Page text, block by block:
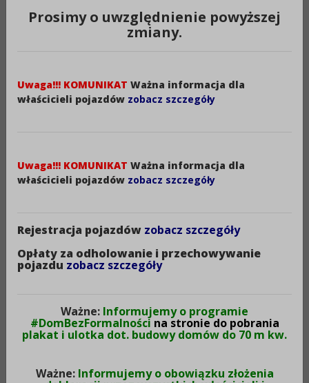
Wyborczej w Toruniu z dnia 21 marca 2024 r. o
zarejestrowanych listach kandydatów na
radnych w wyborach do Sejmiku Województwa
7 kwietnia 2024 r.
2024r. o zarejestrowanych listach kandydatów
na radnych do Rady Powiatu
Postanowienie 203.2024 Komisarza
Wyborczego we Włocławku z dnia 19 marca
samorządu terutorialnego zarządzonych na
dzień 7 kwietnia 2024r.
Prosimy o uwzględnienie powyższej
zmiany.
Uwaga!!! KOMUNIKAT Ważna informacja dla
właścicieli pojazdów zobacz szczegóły
Uwaga!!! KOMUNIKAT Ważna informacja dla
właścicieli pojazdów zobacz szczegóły
Rejestracja pojazdów zobacz szczegóły
Opłaty za odholowanie i przechowywanie
pojazdu zobacz szczegóły
Ważne: Informujemy o programie
#DomBezFormalności na stronie do pobrania
plakat i ulotka dot. budowy domów do 70 m kw.
Ważne: Informujemy o obowiązku złożenia